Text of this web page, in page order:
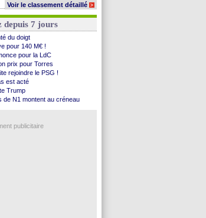
Voir le classement détaillé >
depuis 7 jours
du doigt
pour 140 M€ !
pour la LdC
prix pour Torres
rejoindre le PSG !
est acté
Trump
de N1 montent au créneau
publicitaire